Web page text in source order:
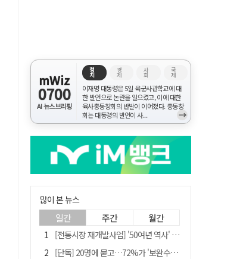
mWiz
0700
AI 뉴스브리핑
정
치
경
제
사
회
국
제
이재명 대통령은 5일 육군사관학교에 대
한 발언으로 논란을 일으켰고, 이에 대한
육사총동창회의 반발이 이어졌다. 총동창
회는 대통령의 발언이 사...
→
많이 본 뉴스
일간 주간 월간
[전통시장 재개발사업] '50여년 역사' 수성시장 자리에 25층 주상복합 들어선다
[단독] 20명에 묻고…72%가 '보완수사권 폐지'?